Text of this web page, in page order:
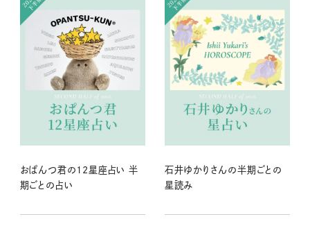
おぱんつ君の12星座占い 半
期ごとの占い
石井ゆかりさんの半期ごとの
星読み